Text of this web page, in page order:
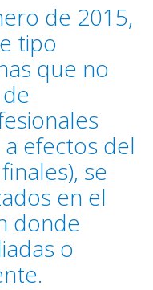
de 2015,
tipo
que no
efectos del
se
en el
donde
o